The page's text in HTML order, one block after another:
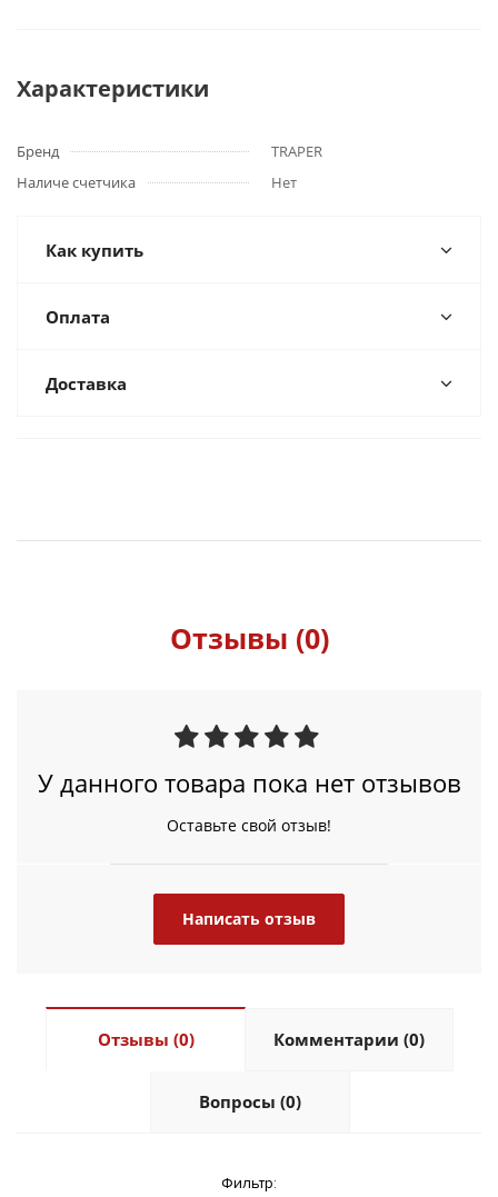
Характеристики
Бренд
TRAPER
Наличе счетчика
Нет
Как купить
Оплата
Доставка
Отзывы (0)
У данного товара пока нет отзывов
Оставьте свой отзыв!
Написать отзыв
Отзывы (0) Комментарии (0)
Вопросы (0)
Фильтр: